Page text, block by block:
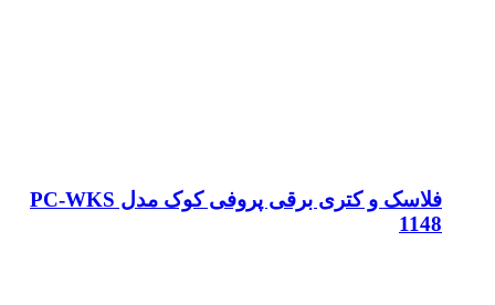
فلاسک و کتری برقی پروفی کوک مدل PC-WKS
1148